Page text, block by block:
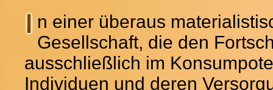
n einer überaus
Gesellschaft, die den
ausschließlich im
Individuen und deren